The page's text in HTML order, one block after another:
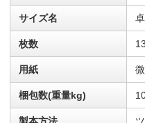
サイズ名
枚数
用紙
梱包数(重量kg)